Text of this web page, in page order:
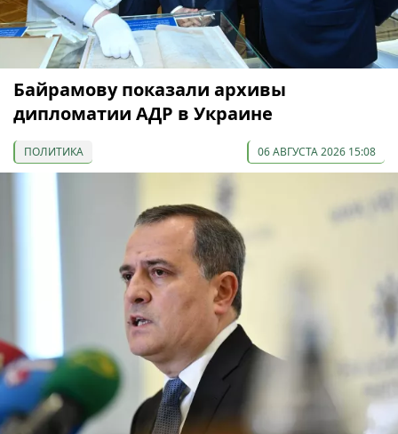
Байрамову показали архивы
дипломатии АДР в Украине
ПОЛИТИКА 06 АВГУСТА 2026 15:08